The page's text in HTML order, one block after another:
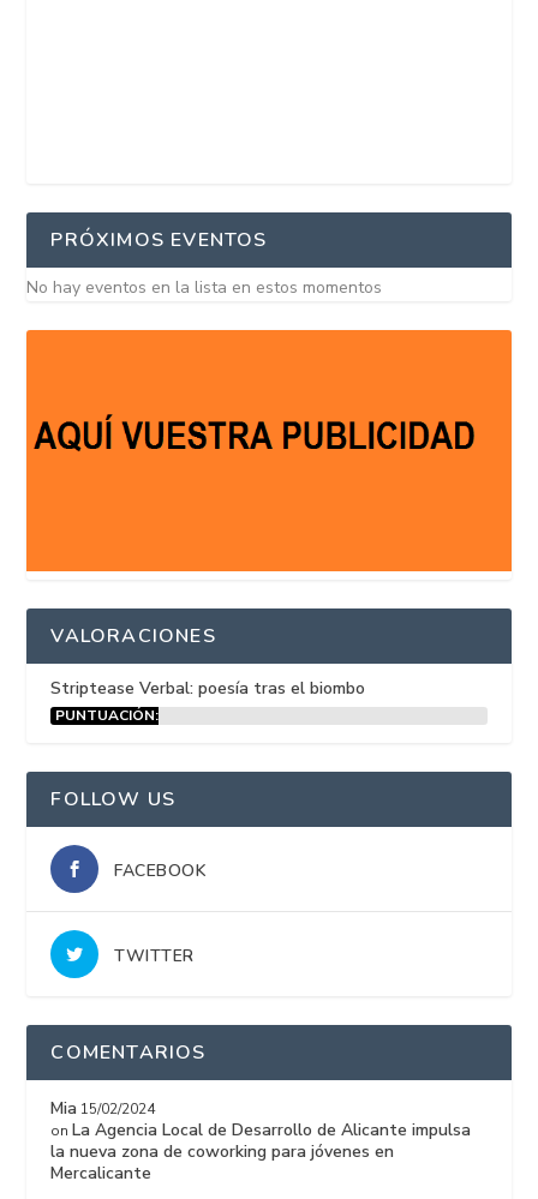
PRÓXIMOS EVENTOS
No hay eventos en la lista en estos momentos
VALORACIONES
Striptease Verbal: poesía tras el biombo
PUNTUACIÓN:
FOLLOW US
FACEBOOK
TWITTER
COMENTARIOS
Mia 15/02/2024
onLa Agencia Local de Desarrollo de Alicante impulsa
la nueva zona de coworking para jóvenes en
Mercalicante